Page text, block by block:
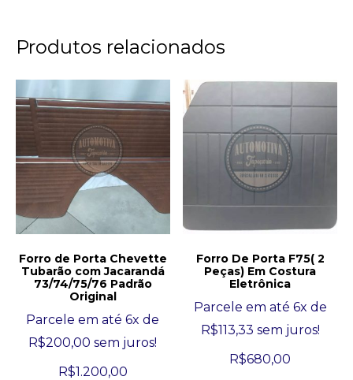
Produtos relacionados
Forro de Porta Chevette
Tubarão com Jacarandá
73/74/75/76 Padrão
Original
Parcele em até 6x de
R$200,00 sem juros!
R$1.200,00
Forro De Porta F75( 2
Peças) Em Costura
Eletrônica
Parcele em até 6x de
R$113,33 sem juros!
R$680,00